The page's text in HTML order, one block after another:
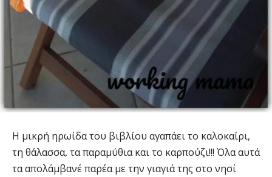
Η μικρή ηρωίδα του βιβλίου αγαπάει το καλοκαίρι,
τη θάλασσα, τα παραμύθια και το καρπούζι!!! Όλα αυτά
τα απολάμβανέ παρέα με την γιαγιά της στο νησί